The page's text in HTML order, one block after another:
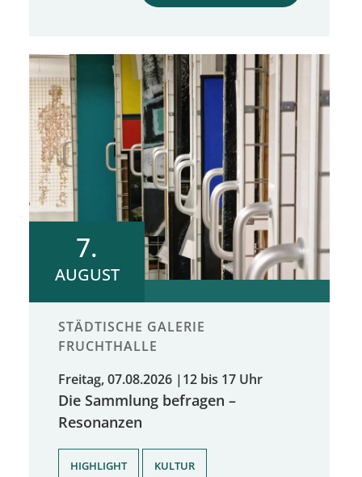
7.
AUGUST
STÄDTISCHE GALERIE
FRUCHTHALLE
Freitag, 07.08.2026 | 12 bis 17 Uhr
Die Sammlung befragen –
Resonanzen
HIGHLIGHT KULTUR